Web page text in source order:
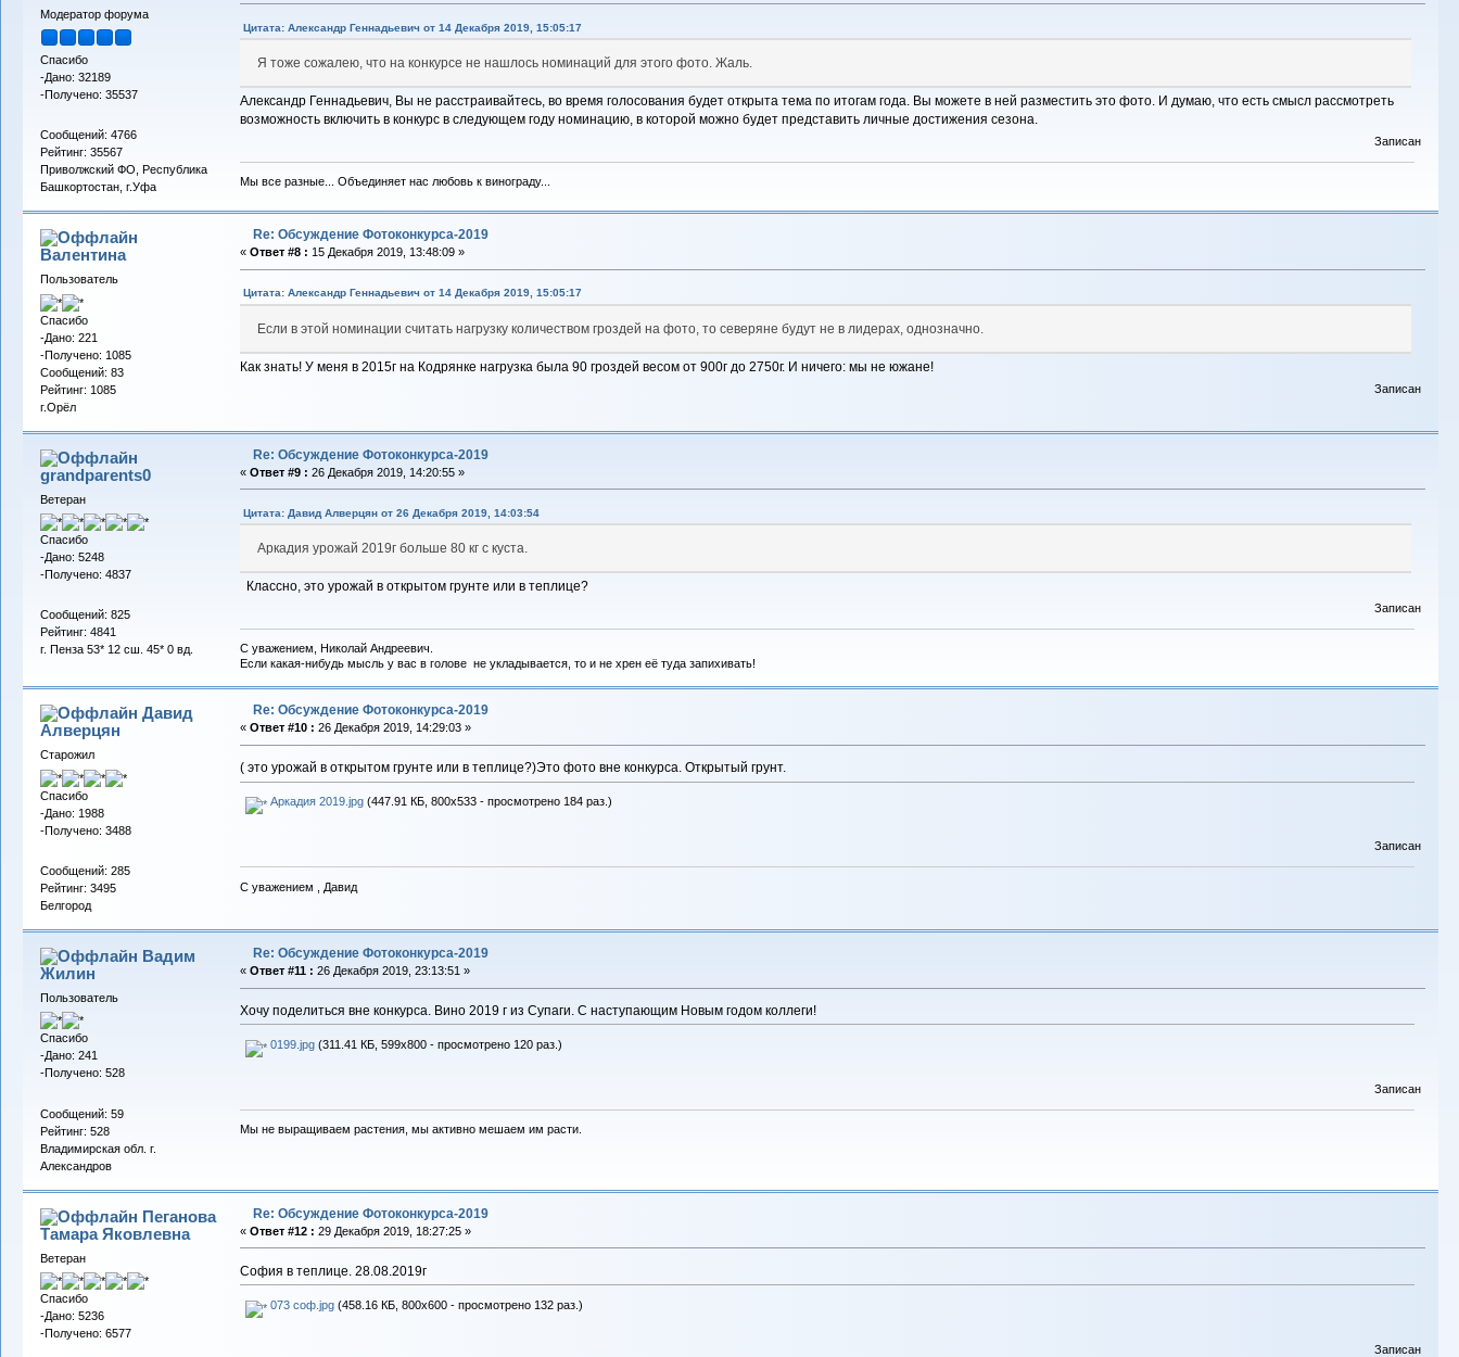
Модератор форума
Спасибо
-Дано: 32189
-Получено: 35537
Сообщений: 4766
Рейтинг: 35567
Приволжский ФО, Республика
Башкортостан, г.Уфа
Цитата: Александр Геннадьевич от 14 Декабря 2019, 15:05:17
Я тоже сожалею, что на конкурсе не нашлось номинаций для этого фото. Жаль.
Александр Геннадьевич, Вы не расстраивайтесь, во время голосования будет открыта тема по итогам года. Вы можете в ней разместить это фото. И думаю, что есть смысл рассмотреть
возможность включить в конкурс в следующем году номинацию, в которой можно будет представить личные достижения сезона.
Записан
Мы все разные... Объединяет нас любовь к винограду...
Валентина
Пользователь
Спасибо
-Дано: 221
-Получено: 1085
Сообщений: 83
Рейтинг: 1085
г.Орёл
Re: Обсуждение Фотоконкурса-2019
« Ответ #8 : 15 Декабря 2019, 13:48:09 »
Цитата: Александр Геннадьевич от 14 Декабря 2019, 15:05:17
Если в этой номинации считать нагрузку количеством гроздей на фото, то северяне будут не в лидерах, однозначно.
Как знать! У меня в 2015г на Кодрянке нагрузка была 90 гроздей весом от 900г до 2750г. И ничего: мы не южане!
Записан
grandparents0
Ветеран
Спасибо
-Дано: 5248
-Получено: 4837
Сообщений: 825
Рейтинг: 4841
г. Пенза 53* 12 сш. 45* 0 вд.
Re: Обсуждение Фотоконкурса-2019
« Ответ #9 : 26 Декабря 2019, 14:20:55 »
Цитата: Давид Алверцян от 26 Декабря 2019, 14:03:54
Аркадия урожай 2019г больше 80 кг с куста.
Классно, это урожай в открытом грунте или в теплице?
Записан
С уважением, Николай Андреевич.
Если какая-нибудь мысль у вас в голове не укладывается, то и не хрен её туда запихивать!
Давид
Алверцян
Старожил
Спасибо
-Дано: 1988
-Получено: 3488
Сообщений: 285
Рейтинг: 3495
Белгород
Re: Обсуждение Фотоконкурса-2019
« Ответ #10 : 26 Декабря 2019, 14:29:03 »
( это урожай в открытом грунте или в теплице?)Это фото вне конкурса. Открытый грунт.
Аркадия 2019.jpg(447.91 КБ, 800x533 - просмотрено 184 раз.)
Записан
С уважением , Давид
Вадим
Жилин
Пользователь
Спасибо
-Дано: 241
-Получено: 528
Сообщений: 59
Рейтинг: 528
Владимирская обл. г.
Александров
Re: Обсуждение Фотоконкурса-2019
« Ответ #11 : 26 Декабря 2019, 23:13:51 »
Хочу поделиться вне конкурса. Вино 2019 г из Супаги. С наступающим Новым годом коллеги!
0199.jpg(311.41 КБ, 599x800 - просмотрено 120 раз.)
Записан
Мы не выращиваем растения, мы активно мешаем им расти.
Пеганова
Тамара Яковлевна
Ветеран
Спасибо
-Дано: 5236
-Получено: 6577
Re: Обсуждение Фотоконкурса-2019
« Ответ #12 : 29 Декабря 2019, 18:27:25 »
София в теплице. 28.08.2019г
073 соф.jpg(458.16 КБ, 800x600 - просмотрено 132 раз.)
Записан